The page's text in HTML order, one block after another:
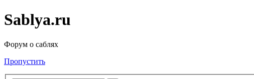
Sablya.ru
Форум о саблях
Пропустить